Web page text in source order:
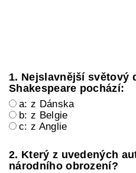
1. Nejslavnější světový
Shakespeare pochází:
a: z Dánska
b: z Belgie
c: z Anglie
2. Který z uvedených
národního obrození?